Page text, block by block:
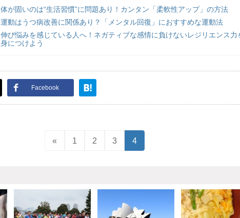
体が固いのは“生活習慣”に問題あり！カンタン「柔軟性アップ」の方法
運動はうつ病改善に関係あり？「メンタル回復」におすすめな運動法
伸び悩みを感じている人へ！ネガティブな感情に負けないレジリエンス力
身につけよう
Facebook
« 1 2 3 4